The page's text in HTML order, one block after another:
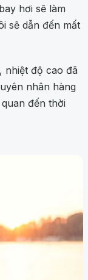
hơi sẽ làm
sẽ dẫn đến mất
nhiệt độ cao đã
nhân hàng
đến thời